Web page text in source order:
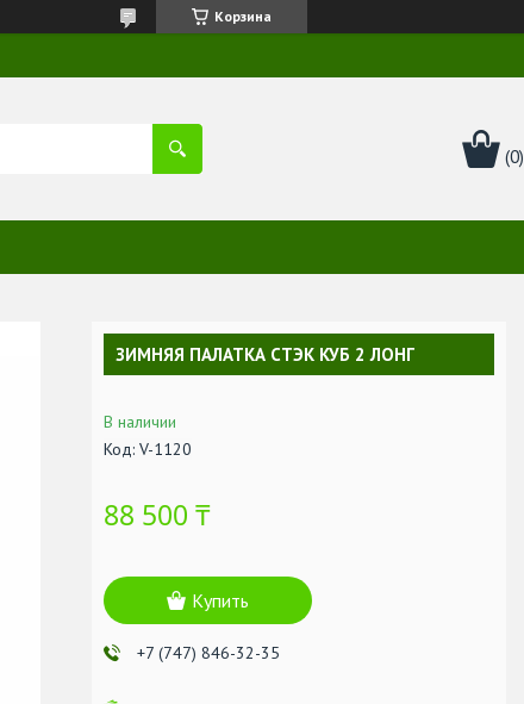
Корзина
ЗИМНЯЯ ПАЛАТКА СТЭК КУБ 2 ЛОНГ
В наличии
Код: V-1120
88 500 ₸
Купить
+7 (747) 846-32-35